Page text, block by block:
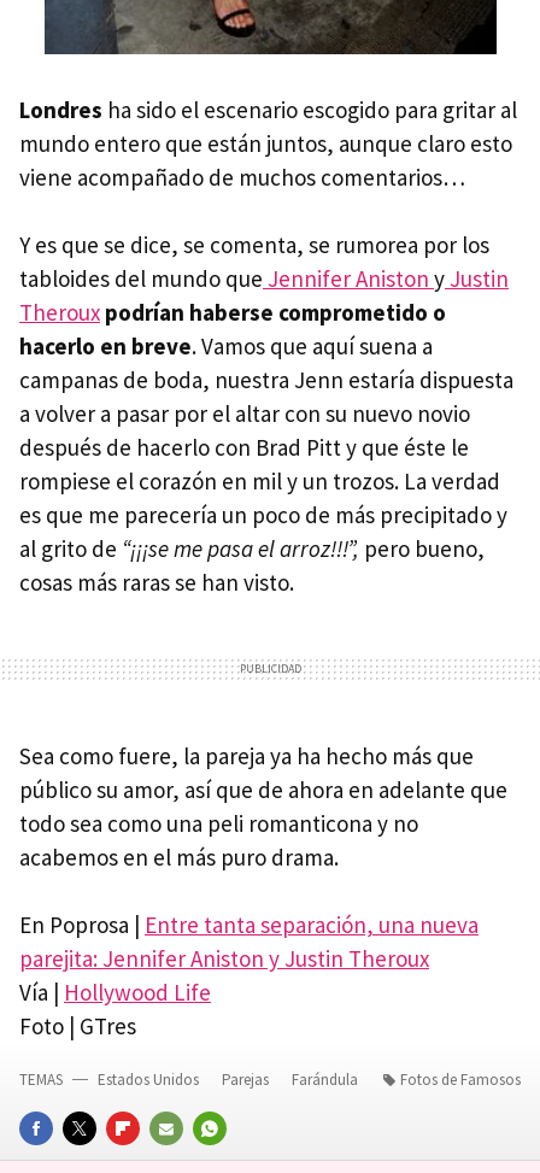
Londres ha sido el escenario escogido para gritar al
mundo entero que están juntos, aunque claro esto
viene acompañado de muchos comentarios…
Y es que se dice, se comenta, se rumorea por los
tabloides del mundo que Jennifer Aniston y Justin
Theroux podrían haberse comprometido o
hacerlo en breve. Vamos que aquí suena a
campanas de boda, nuestra Jenn estaría dispuesta
a volver a pasar por el altar con su nuevo novio
después de hacerlo con Brad Pitt y que éste le
rompiese el corazón en mil y un trozos. La verdad
es que me parecería un poco de más precipitado y
al grito de “¡¡¡se me pasa el arroz!!!”, pero bueno,
cosas más raras se han visto.
Sea como fuere, la pareja ya ha hecho más que
público su amor, así que de ahora en adelante que
todo sea como una peli romanticona y no
acabemos en el más puro drama.
En Poprosa | Entre tanta separación, una nueva
parejita: Jennifer Aniston y Justin Theroux
Vía | Hollywood Life
Foto | GTres
FACEBOOKTWITTERFLIPBOARD
E-
WHATSAPP
TEMAS Estados Unidos Parejas Farándula Fotos de Famosos